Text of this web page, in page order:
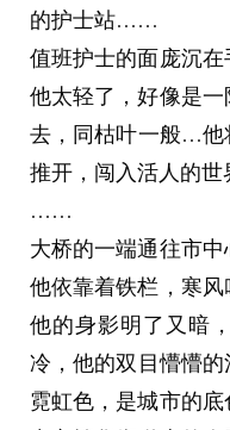
的护士站……
值班护士的面庞沉在
他太轻了，好像是
去，同枯叶一般…
推开，闯入活人的世
……
大桥的一端通往市
他依靠着铁栏，寒
他的身影明了又暗
冷，他的双目懵懵
霓虹色，是城市的